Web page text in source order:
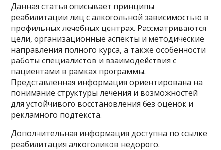
Данная статья описывает принципы
реабилитации лиц с алкогольной зависимостью в
профильных лечебных центрах. Рассматриваются
цели, организационные аспекты и методические
направления полного курса, а также особенности
работы специалистов и взаимодействия с
пациентами в рамках программы.
Представленная информация ориентирована на
понимание структуры лечения и возможностей
для устойчивого восстановления без оценок и
рекламного подтекста.
Дополнительная информация доступна по ссылке
реабилитация алкоголиков недорого.